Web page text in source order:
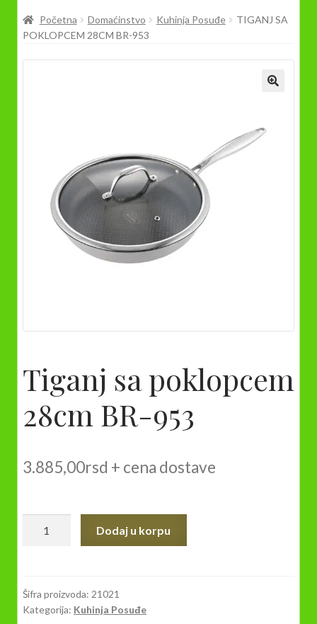
Prodavnica
Početna Domaćinstvo Kuhinja Posuđe
TIGANJ SA
POKLOPCEM 28CM BR-953
Tiganj sa poklopcem
28cm BR-953
3.885,00rsd + cena dostave
BR-
953
Dodaj u korpu
Šifra proizvoda: 21021
Kategorija: Kuhinja Posuđe